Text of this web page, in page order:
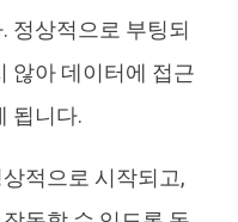
정상적으로 부팅되
않아 데이터에 접근
됩니다.
적으로 시작되고,